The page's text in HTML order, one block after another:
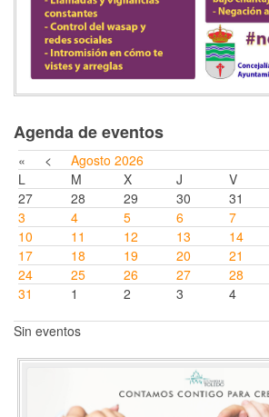
Agenda de eventos
« < Agosto 2026
L
M X J V
27
28 29 30 31
3
4 5 6 7
10
11 12 13 14
17
18 19 20 21
24
25 26 27 28
31
1 2 3 4
Sin eventos